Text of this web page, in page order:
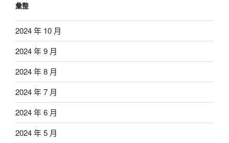
彙整
2024 年 10 月
2024 年 9 月
2024 年 8 月
2024 年 7 月
2024 年 6 月
2024 年 5 月